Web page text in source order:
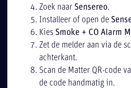
Zoek naar Sensereo.
Installeer of open de
Kies Smoke + CO Alarm
Zet de melder aan via de
achterkant.
Scan de Matter QR-code
de code handmatig in.